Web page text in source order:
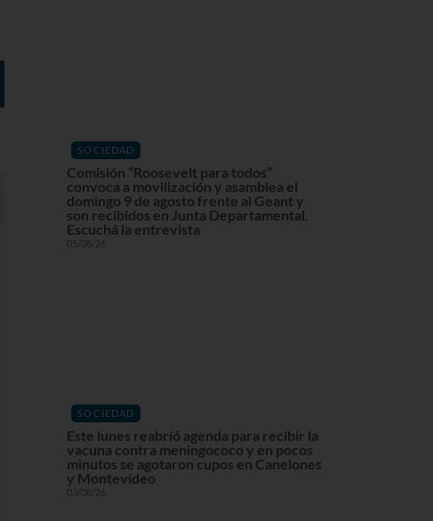
SOCIEDAD
Comisión “Roosevelt para todos”
convoca a movilización y asamblea el
domingo 9 de agosto frente al Geant y
son recibidos en Junta Departamental.
Escuchá la entrevista
05/08/26
SOCIEDAD
Este lunes reabrió agenda para recibir la
vacuna contra meningococo y en pocos
minutos se agotaron cupos en Canelones
y Montevideo
03/08/26